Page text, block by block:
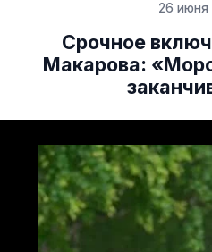
26 июня
Срочное
Макарова: